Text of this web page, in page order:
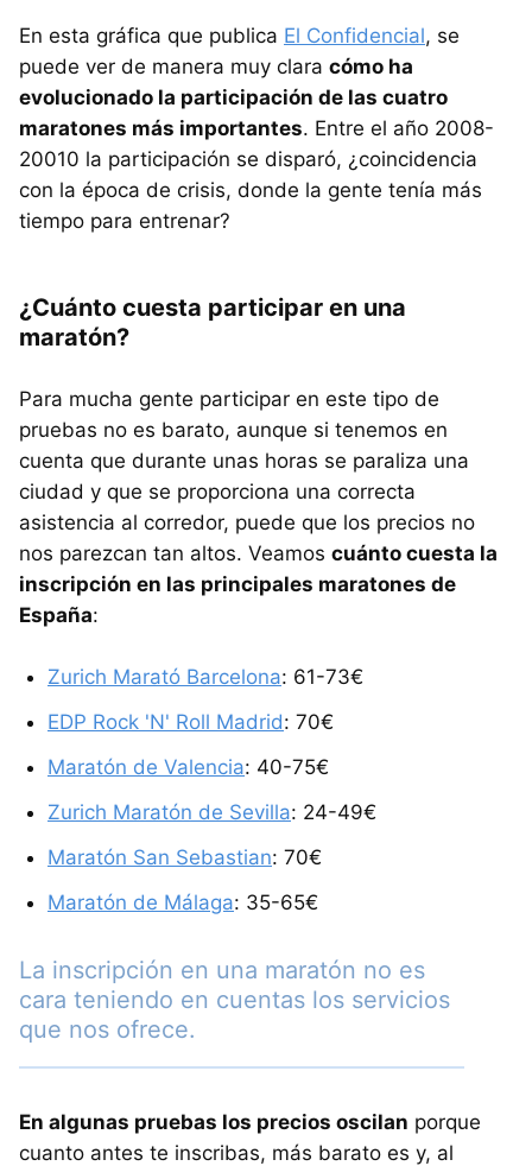
En esta gráfica que publica El Confidencial, se
puede ver de manera muy clara cómo ha
evolucionado la participación de las cuatro
maratones más importantes. Entre el año 2008-
20010 la participación se disparó, ¿coincidencia
con la época de crisis, donde la gente tenía más
tiempo para entrenar?
¿Cuánto cuesta participar en una
maratón?
Para mucha gente participar en este tipo de
pruebas no es barato, aunque si tenemos en
cuenta que durante unas horas se paraliza una
ciudad y que se proporciona una correcta
asistencia al corredor, puede que los precios no
nos parezcan tan altos. Veamos cuánto cuesta la
inscripción en las principales maratones de
España:
Zurich Marató Barcelona: 61-73€
EDP Rock 'N' Roll Madrid: 70€
Maratón de Valencia: 40-75€
Zurich Maratón de Sevilla: 24-49€
Maratón San Sebastian: 70€
Maratón de Málaga: 35-65€
La inscripción en una maratón no es
cara teniendo en cuentas los servicios
que nos ofrece.
En algunas pruebas los precios oscilan porque
cuanto antes te inscribas, más barato es y, al